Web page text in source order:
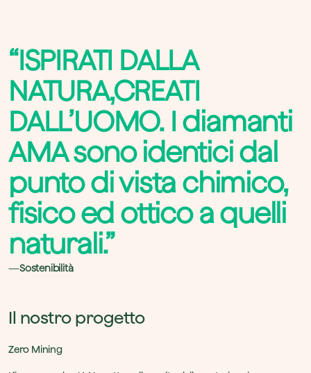
“ISPIRATI DALLA
NATURA,CREATI
DALL’UOMO. I diamanti
AMA sono identici dal
punto di vista chimico,
fisico ed ottico a quelli
naturali.”
Sostenibilità
Il nostro progetto
Zero Mining